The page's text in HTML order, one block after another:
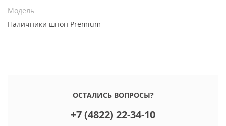
Модель
Наличники шпон Premium
ОСТАЛИСЬ ВОПРОСЫ?
+7 (4822) 22-34-10